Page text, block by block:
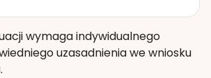
wymaga indywidualnego
uzasadnienia we wniosku